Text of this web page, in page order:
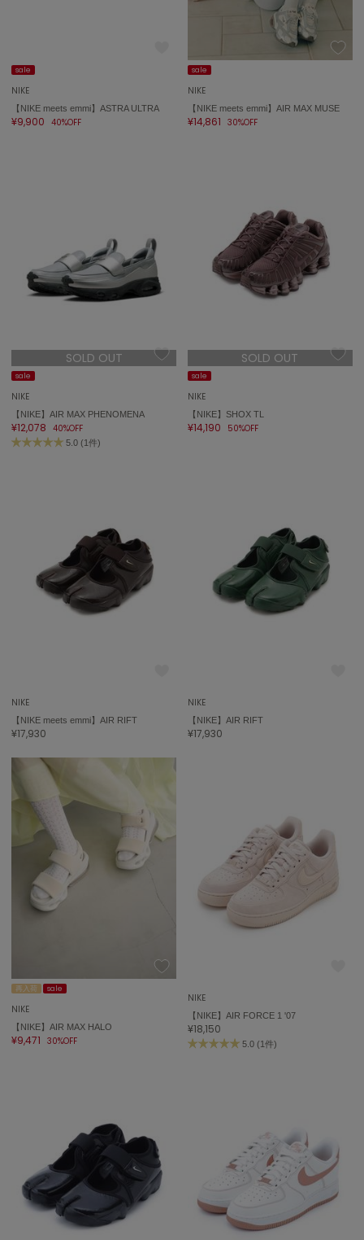
sale
NIKE
【NIKE meets emmi】ASTRA ULTRA
¥9,900 40%OFF
sale
NIKE
【NIKE meets emmi】AIR MAX MUSE
¥14,861 30%OFF
SOLD OUT
sale
NIKE
【NIKE】AIR MAX PHENOMENA
¥12,078 40%OFF
5.0 (1件)
SOLD OUT
sale
NIKE
【NIKE】SHOX TL
¥14,190 50%OFF
NIKE
【NIKE meets emmi】AIR RIFT
¥17,930
NIKE
【NIKE】AIR RIFT
¥17,930
再入荷 sale
NIKE
【NIKE】AIR MAX HALO
¥9,471 30%OFF
NIKE
【NIKE】AIR FORCE 1 '07
¥18,150
5.0 (1件)